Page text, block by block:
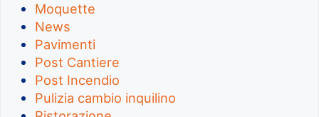
Moquette
News
Pavimenti
Post Cantiere
Post Incendio
Pulizia cambio inquilino